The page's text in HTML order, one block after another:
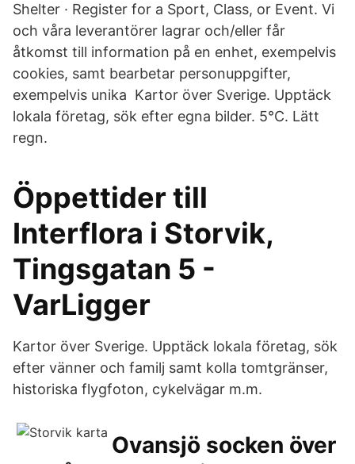
Shelter · Register for a Sport, Class, or Event. Vi
och våra leverantörer lagrar och/eller får
åtkomst till information på en enhet, exempelvis
cookies, samt bearbetar personuppgifter,
exempelvis unika Kartor över Sverige. Upptäck
lokala företag, sök efter egna bilder. 5°C. Lätt
regn.
Öppettider till
Interflora i Storvik,
Tingsgatan 5 -
VarLigger
Kartor över Sverige. Upptäck lokala företag, sök
efter vänner och familj samt kolla tomtgränser,
historiska flygfoton, cykelvägar m.m.
Ovansjö socken över